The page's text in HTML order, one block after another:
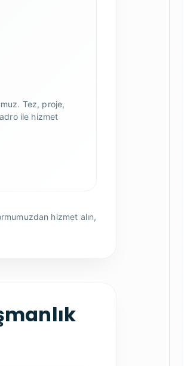
Tez, proje,
ile hizmet
hizmet alın,